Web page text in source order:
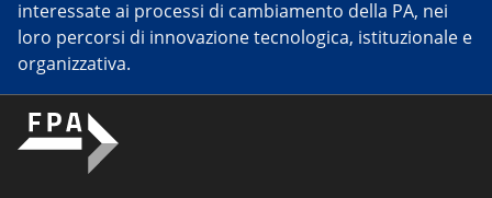
interessate ai processi di cambiamento della PA, nei
loro percorsi di innovazione tecnologica, istituzionale e
organizzativa.